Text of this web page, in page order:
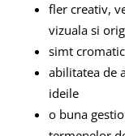
fler creativ,
vizuala si
simt
abilitatea de
ideile
o buna